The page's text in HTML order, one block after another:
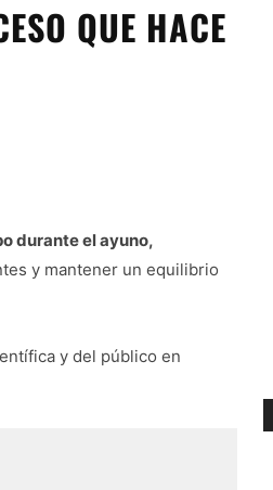
QUE HACE
durante el ayuno,
y mantener un equilibrio
y del público en